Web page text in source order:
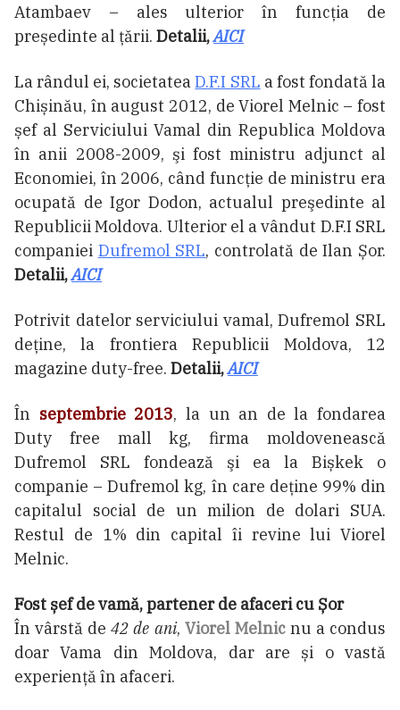
Atambaev – ales ulterior în funcția de
președinte al țării. Detalii,AICI
La rândul ei, societateaD.F.I SRL a fost fondată la
Chișinău, în august 2012, de Viorel Melnic – fost
șef al Serviciului Vamal din Republica Moldova
în anii 2008-2009, şi fost ministru adjunct al
Economiei, în 2006, când funcţie de ministru era
ocupată de Igor Dodon, actualul preşedinte al
Republicii Moldova. Ulterior el a vândut D.F.I SRL
companiei Dufremol SRL, controlată de Ilan Șor.
Detalii,AICI
Potrivit datelor serviciului vamal, Dufremol SRL
deține, la frontiera Republicii Moldova, 12
magazine duty-free. Detalii,AICI
În septembrie 2013, la un an de la fondarea
Duty free mall kg, firma moldovenească
Dufremol SRL fondează şi ea la Bișkek o
companie – Dufremol kg, în care deține 99% din
capitalul social de un milion de dolari SUA.
Restul de 1% din capital îi revine lui Viorel
Melnic.
Fost șef de vamă, partener de afaceri cu Șor
În vârstă de42 de ani, Viorel Melnicnu a condus
doar Vama din Moldova, dar are și o vastă
experiență în afaceri.